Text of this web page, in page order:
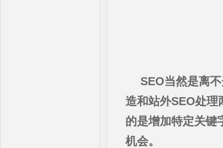
SEO当然是离
造和站外SEO处理
的是增加特定关键
机会。